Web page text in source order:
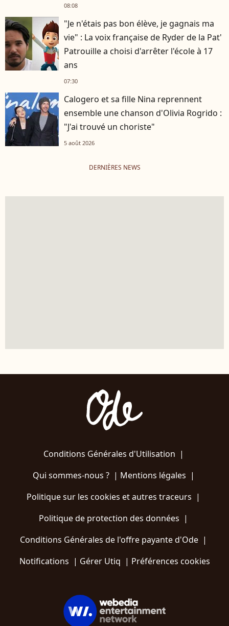
08:08
"Je n'étais pas bon élève, je gagnais ma
vie" : La voix française de Ryder de la Pat'
Patrouille a choisi d'arrêter l'école à 17
ans
07:30
Calogero et sa fille Nina reprennent
ensemble une chanson d'Olivia Rogrido :
"J'ai trouvé un choriste"
5 août 2026
DERNIÈRES NEWS
Conditions Générales d'Utilisation |
Qui sommes-nous ?| Mentions légales |
Politique sur les cookies et autres traceurs |
Politique de protection des données |
Conditions Générales de l'offre payante d'Ode |
Notifications | Gérer Utiq | Préférences cookies